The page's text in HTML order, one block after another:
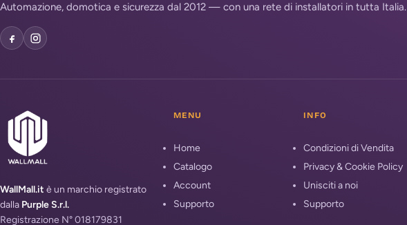
Automazione, domotica e sicurezza dal 2012 — con una rete di installatori in tutta Italia.
WallMall.it è un marchio registrato
dalla Purple S.r.l.
Registrazione N° 018179831
MENU
Home
Catalogo
Account
Supporto
INFO
Condizioni di Vendita
Privacy & Cookie Policy
Unisciti a noi
Supporto